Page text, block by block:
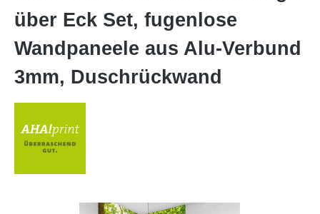
über Eck Set, fugenlose
Wandpaneele aus Alu-Verbund
3mm, Duschrückwand